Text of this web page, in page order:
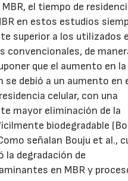
el tiempo de
en estos estudios
superior a los utilizados
convencionales, de
que el aumento en la
se debió a un aumento en
celular, con una
mayor eliminación de la
biodegradable
señalan Bouju et al.,
la degradación de
en MBR y